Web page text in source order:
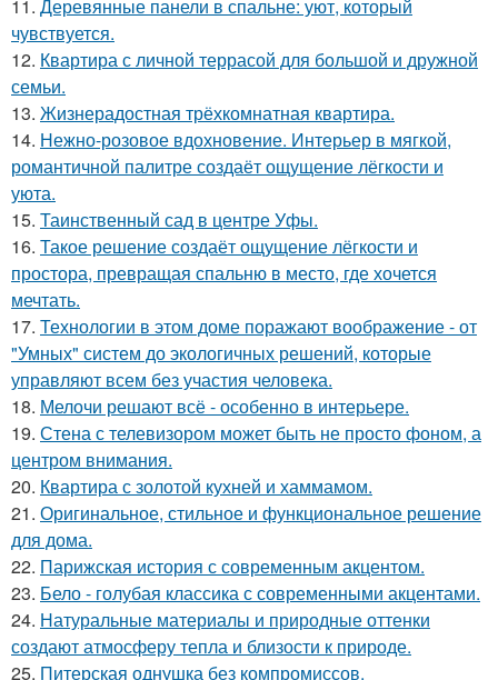
11. Деревянные панели в спальне: уют, который
чувствуется.
12. Квартира с личной террасой для большой и дружной
семьи.
13. Жизнерадостная трёхкомнатная квартира.
14. Нежно-розовое вдохновение. Интерьер в мягкой,
романтичной палитре создаёт ощущение лёгкости и
уюта.
15. Таинственный сад в центре Уфы.
16. Такое решение создаёт ощущение лёгкости и
простора, превращая спальню в место, где хочется
мечтать.
17. Технологии в этом доме поражают воображение - от
"Умных" систем до экологичных решений, которые
управляют всем без участия человека.
18. Мелочи решают всё - особенно в интерьере.
19. Стена с телевизором может быть не просто фоном, а
центром внимания.
20. Квартира с золотой кухней и хаммамом.
21. Оригинальное, стильное и функциональное решение
для дома.
22. Парижская история с современным акцентом.
23. Бело - голубая классика с современными акцентами.
24. Натуральные материалы и природные оттенки
создают атмосферу тепла и близости к природе.
25. Питерская однушка без компромиссов.